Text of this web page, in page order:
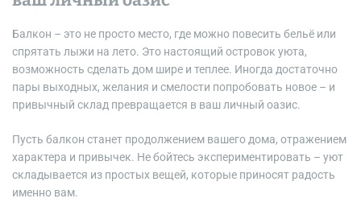
Балкон – это не просто место, где можно повесить бельё или
спрятать лыжи на лето. Это настоящий островок уюта,
возможность сделать дом шире и теплее. Иногда достаточно
пары выходных, желания и смелости попробовать новое – и
привычный склад превращается в ваш личный оазис.
Пусть балкон станет продолжением вашего дома, отражением
характера и привычек. Не бойтесь экспериментировать – уют
складывается из простых вещей, которые приносят радость
именно вам.